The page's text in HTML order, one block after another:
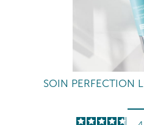
SOIN PERFECTION